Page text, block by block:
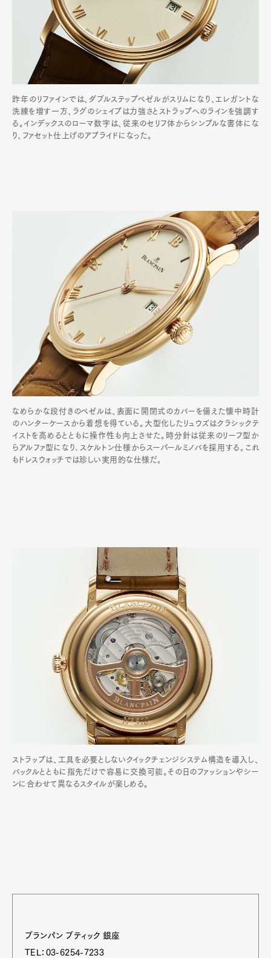
昨年のリファインでは、ダブルステップベゼルがスリムになり、エレガントな
洗練を増す一方、ラグのシェイプは力強さとストラップへのラインを強調す
る。インデックスのローマ数字は、従来のセリフ体からシンプルな書体にな
り、ファセット仕上げのアプライドになった。
なめらかな段付きのベゼルは、表面に開閉式のカバーを備えた懐中時計
のハンターケースから着想を得ている。大型化したリュウズはクラシックテ
イストを高めるとともに操作性も向上させた。時分針は従来のリーフ型か
らアルファ型になり､スケルトン仕様からスーパールミノバを採用する｡これ
もドレスウォッチでは珍しい実用的な仕様だ｡
ストラップは、工具を必要としないクイックチェンジシステム構造を導入し、
バックルとともに指先だけで容易に交換可能。その日のファッションやシー
ンに合わせて異なるスタイルが楽しめる。
ブランパン ブティック 銀座
TEL：03-6254-7233